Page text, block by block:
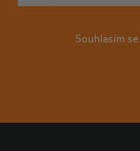
Souhlasím se